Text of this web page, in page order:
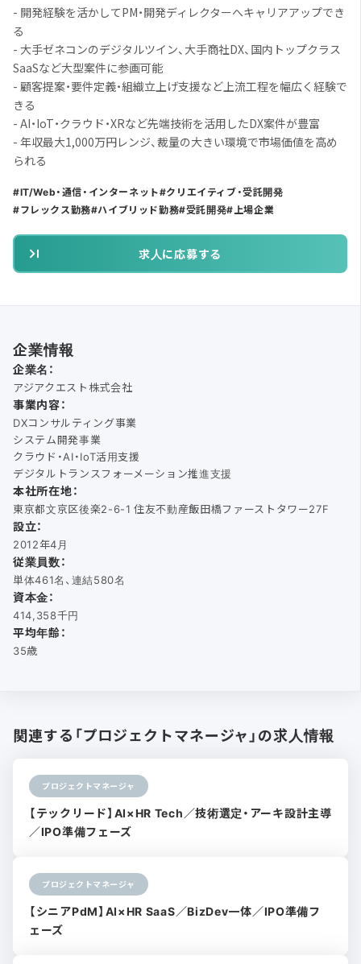
- 開発経験を活かしてPM・開発ディレクターへキャリアアップでき
る
- 大手ゼネコンのデジタルツイン、大手商社DX、国内トップクラス
SaaSなど大型案件に参画可能
- 顧客提案・要件定義・組織立上げ支援など上流工程を幅広く経験で
きる
- AI・IoT・クラウド・XRなど先端技術を活用したDX案件が豊富
- 年収最大1,000万円レンジ、裁量の大きい環境で市場価値を高め
られる
IT/Web・通信・インターネット
クリエイティブ・受託開発
フレックス勤務 ハイブリッド勤務 受託開発 上場企業
求人に応募する
企業情報
企業名：
アジアクエスト株式会社
事業内容：
DXコンサルティング事業
システム開発事業
クラウド・AI・IoT活用支援
デジタルトランスフォーメーション推進支援
本社所在地：
東京都文京区後楽2-6-1 住友不動産飯田橋ファーストタワー27F
設立：
2012年4月
従業員数：
単体461名、連結580名
資本金：
414,358千円
平均年齢：
35歳
関連する「プロジェクトマネージャ」の求人情報
プロジェクトマネージャ
【テックリード】AI×HR Tech／技術選定・アーキ設計主導
／IPO準備フェーズ
プロジェクトマネージャ
【シニアPdM】AI×HR SaaS／BizDev一体／IPO準備フ
ェーズ